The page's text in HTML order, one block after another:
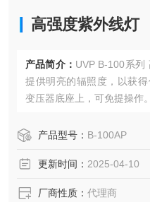
高强度紫外线灯
产品简介： UVP B-100系列
提供明亮的辐照度，以获
变压器底座上，可免提操作。
产品型号： B-100AP
更新时间： 2025-04-10
厂商性质： 代理商